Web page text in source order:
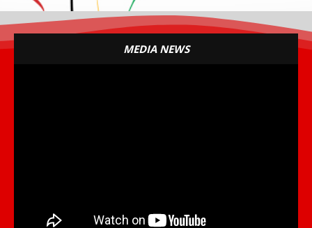
MEDIA NEWS